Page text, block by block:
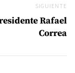
SIGUIENTE
Rafael
Correa